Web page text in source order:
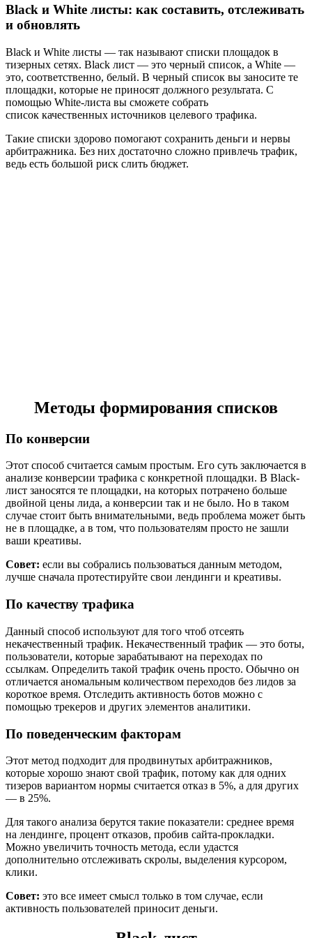
Black и White листы: как составить, отслеживать
и обновлять
Black и White листы — так называют списки площадок в
тизерных сетях. Black лист — это черный список, а White —
это, соответственно, белый. В черный список вы заносите те
площадки, которые не приносят должного результата. С
помощью White-листа вы сможете собрать
список качественных источников целевого трафика.
Такие списки здорово помогают сохранить деньги и нервы
арбитражника. Без них достаточно сложно привлечь трафик,
ведь есть большой риск слить бюджет.
Методы формирования списков
По конверсии
Этот способ считается самым простым. Его суть заключается в
анализе конверсии трафика с конкретной площадки. В Black-
лист заносятся те площадки, на которых потрачено больше
двойной цены лида, а конверсии так и не было. Но в таком
случае стоит быть внимательными, ведь проблема может быть
не в площадке, а в том, что пользователям просто не зашли
ваши креативы.
Совет: если вы собрались пользоваться данным методом,
лучше сначала протестируйте свои лендинги и креативы.
По качеству трафика
Данный способ используют для того чтоб отсеять
некачественный трафик. Некачественный трафик — это боты,
пользователи, которые зарабатывают на переходах по
ссылкам. Определить такой трафик очень просто. Обычно он
отличается аномальным количеством переходов без лидов за
короткое время. Отследить активность ботов можно с
помощью трекеров и других элементов аналитики.
По поведенческим факторам
Этот метод подходит для продвинутых арбитражников,
которые хорошо знают свой трафик, потому как для одних
тизеров вариантом нормы считается отказ в 5%, а для других
— в 25%.
Для такого анализа берутся такие показатели: среднее время
на лендинге, процент отказов, пробив сайта-прокладки.
Можно увеличить точность метода, если удастся
дополнительно отслеживать скролы, выделения курсором,
клики.
Совет: это все имеет смысл только в том случае, если
активность пользователей приносит деньги.